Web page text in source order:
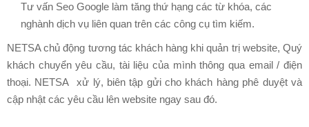
Tư vấn Seo Google làm tăng thứ hạng các từ khóa, các
nghành dịch vụ liên quan trên các công cụ tìm kiếm.
NETSA chủ động tương tác khách hàng khi quản trị website, Quý
khách chuyển yêu cầu, tài liệu của mình thông qua email / điện
thoại. NETSA xử lý, biên tập gửi cho khách hàng phê duyệt và
cập nhật các yêu cầu lên website ngay sau đó.